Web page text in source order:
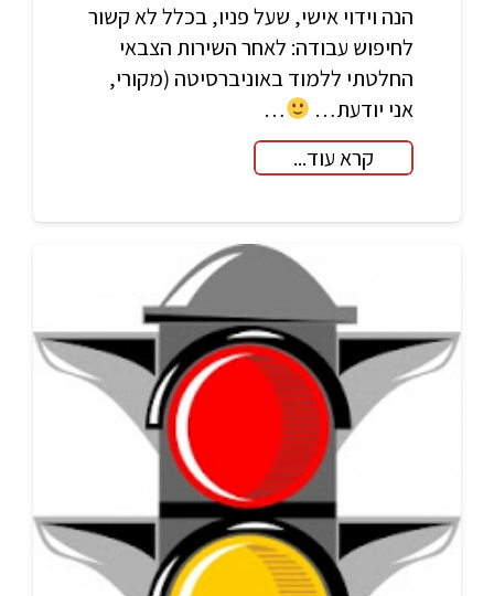
הנה וידוי אישי, שעל פניו, בכלל לא קשור
לחיפוש עבודה: לאחר השירות הצבאי
החלטתי ללמוד באוניברסיטה (מקורי,
אני יודעת…
…
קרא עוד...